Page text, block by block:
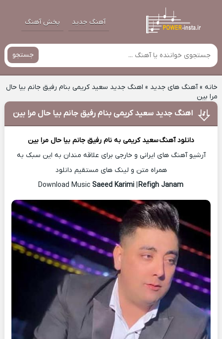
آهنگ جدید پخش آهنگ
جستجو
خانه»آهنگ های جدید » اهنگ جدید سعید کریمی بنام رفیق جانم بیا حال
مرا بین
اهنگ جدید سعید کریمی بنام رفیق جانم بیا حال مرا بین
دانلود آهنگسعید کریمی به نام رفیق جانم بیا حال مرا بین
آرشیو آهنگ های ایرانی و خارجی برای علاقه مندان به این سبک به
همراه متن و لینک های مستقیم دانلود
Saeed Karimi |Refigh Janam